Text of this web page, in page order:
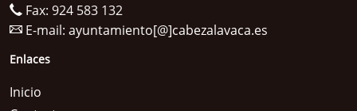
Fax: 924 583 132
E-mail: ayuntamiento[@]cabezalavaca.es
Enlaces
Inicio